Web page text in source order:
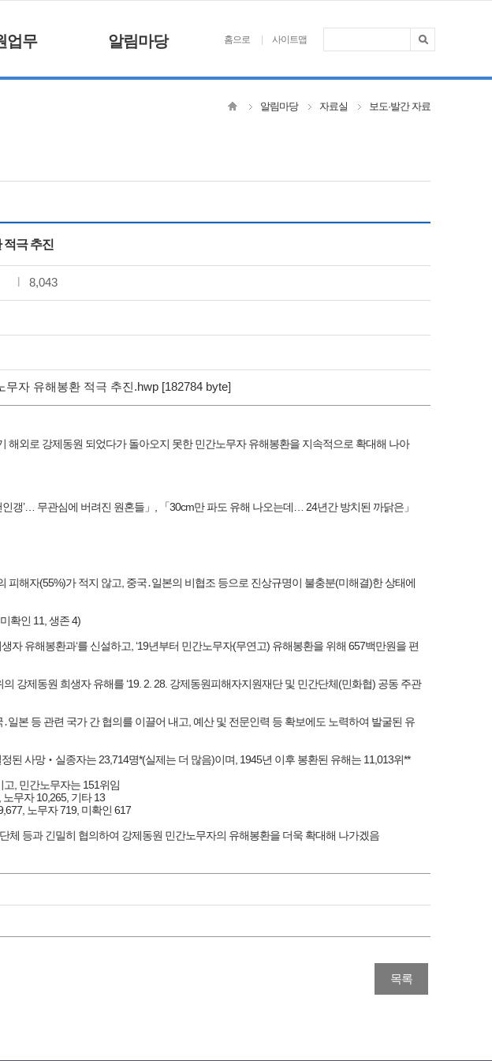
업무 알림마당 홈으로 사이트맵
알림마당 자료실 보도·발간 자료
적극 추진
8,043
자 유해봉환 적극 추진.hwp [182784 byte]
해외로 강제동원 되었다가 돌아오지 못한 민간노무자 유해봉환을 지속적으로 확대해 나아
갱’… 무관심에 버려진 원혼들」, 「30cm만 파도 유해 나오는데… 24년간 방치된 까닭은」
피해자(55%)가 적지 않고, 중국․일본의 비협조 등으로 진상규명이 불충분(미해결)한 상태에
확인 11, 생존 4)
자 유해봉환과‘를 신설하고, ‘19년부터 민간노무자(무연고) 유해봉환을 위해 657백만원을 편
강제동원 희생자 유해를 ‘19. 2. 28. 강제동원피해자지원재단 및 민간단체(민화협) 공동 주관
본 등 관련 국가 간 협의를 이끌어 내고, 예산 및 전문인력 등 확보에도 노력하여 발굴된 유
된 사망‧실종자는 23,714명*(실제는 더 많음)이며, 1945년 이후 봉환된 유해는 11,013위**
고, 민간노무자는 151위임
노무자 10,265, 기타 13
노무자 719, 미확인 617
등과 긴밀히 협의하여 강제동원 민간노무자의 유해봉환을 더욱 확대해 나가겠음
목록